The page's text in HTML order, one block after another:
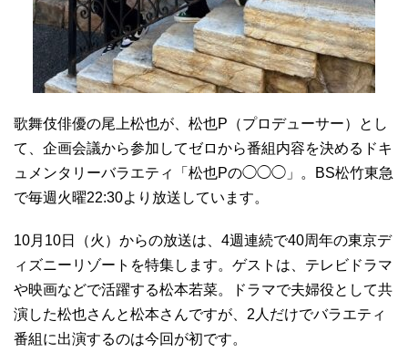
歌舞伎俳優の尾上松也が、松也P（プロデューサー）とし
て、企画会議から参加してゼロから番組内容を決めるドキ
ュメンタリーバラエティ「松也Pの◯◯◯」。BS松竹東急
で毎週火曜22:30より放送しています。
10月10日（火）からの放送は、4週連続で40周年の東京デ
ィズニーリゾートを特集します。ゲストは、テレビドラマ
や映画などで活躍する松本若菜。ドラマで夫婦役として共
演した松也さんと松本さんですが、2人だけでバラエティ
番組に出演するのは今回が初です。